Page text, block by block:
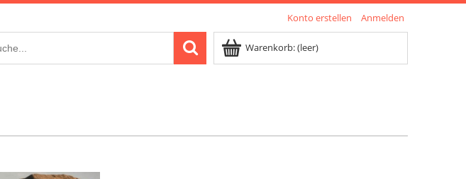
Konto erstellen Anmelden
Warenkorb:(leer)